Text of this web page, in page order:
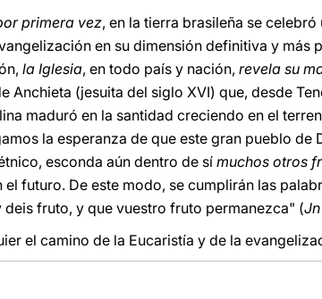
primera vez, en la tierra brasileña se celebró
en su dimensión definitiva y más
la Iglesia, en todo país y nación, revela su
Anchieta (jesuita del siglo XVI) que, desde
maduró en la santidad creciendo en el
la esperanza de que este gran pueblo de
esconda aún dentro de sí muchos otros
futuro. De este modo, se cumplirán las
fruto, y que vuestro fruto permanezca" (Jn
el camino de la Eucaristía y de la